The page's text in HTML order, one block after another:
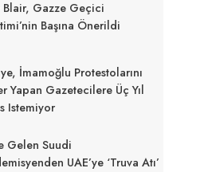
Blair, Gazze Geçici
Başına Önerildi
İmamoğlu Protestolarını
Yapan Gazetecilere Üç Yıl
Istemiyor
Gelen Suudi
UAE’ye ‘Truva Atı’